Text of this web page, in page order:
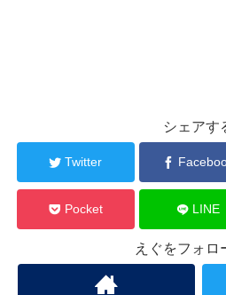
シェアす
Twitter
Pocket LINE
えぐをフォロ